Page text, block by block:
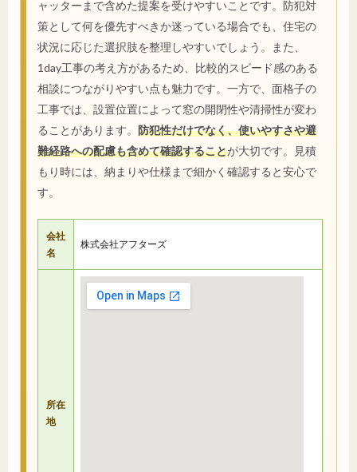
ャッターまで含めた提案を受けやすいことです。防犯対
策として何を優先すべきか迷っている場合でも、住宅の
状況に応じた選択肢を整理しやすいでしょう。また、
1day工事の考え方があるため、比較的スピード感のある
相談につながりやすい点も魅力です。一方で、面格子の
工事では、設置位置によって窓の開閉性や清掃性が変わ
ることがあります。 防犯性だけでなく、使いやすさや避
難経路への配慮も含めて確認することが大切です。見積
もり時には、納まりや仕様まで細かく確認すると安心で
す。
会社
名
株式会社アフターズ
所在
地